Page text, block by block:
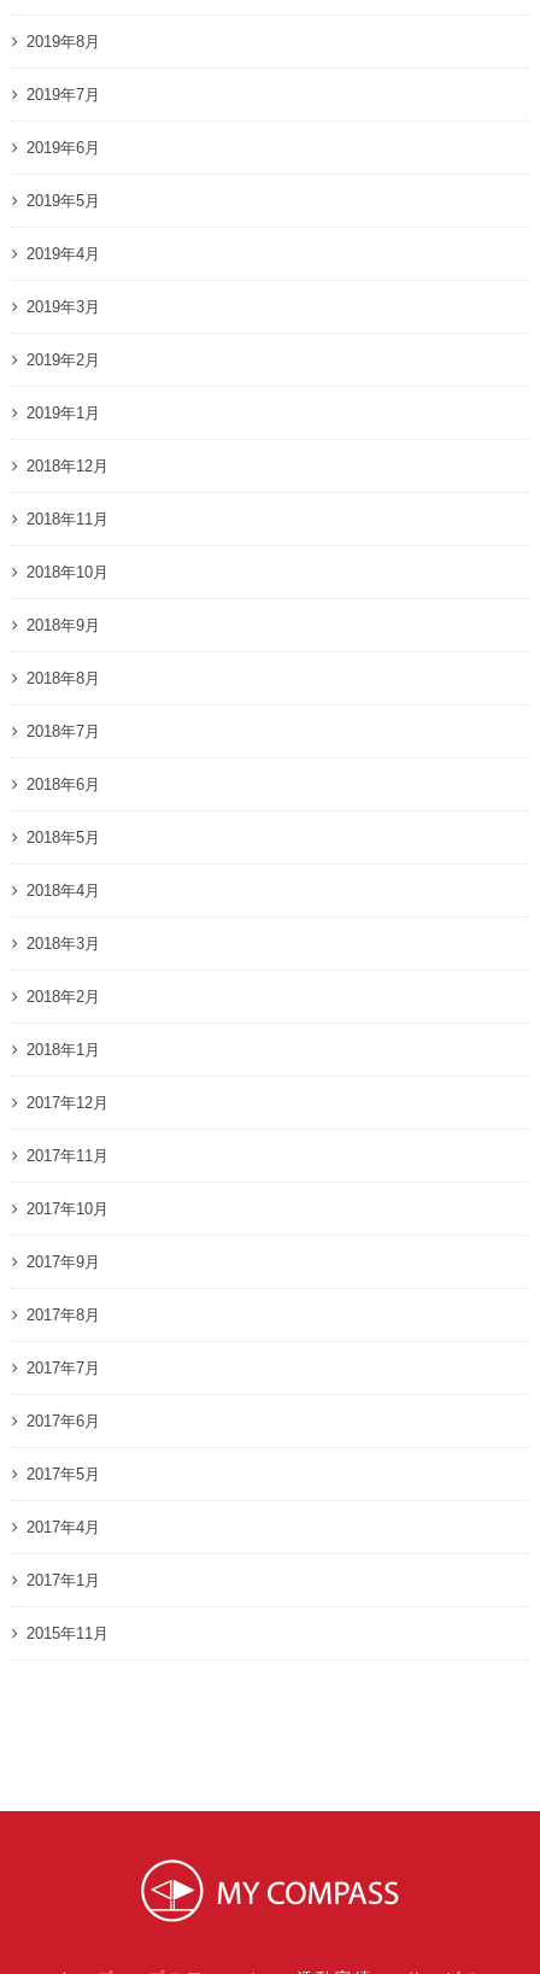
2019年8月
2019年7月
2019年6月
2019年5月
2019年4月
2019年3月
2019年2月
2019年1月
2018年12月
2018年11月
2018年10月
2018年9月
2018年8月
2018年7月
2018年6月
2018年5月
2018年4月
2018年3月
2018年2月
2018年1月
2017年12月
2017年11月
2017年10月
2017年9月
2017年8月
2017年7月
2017年6月
2017年5月
2017年4月
2017年1月
2015年11月